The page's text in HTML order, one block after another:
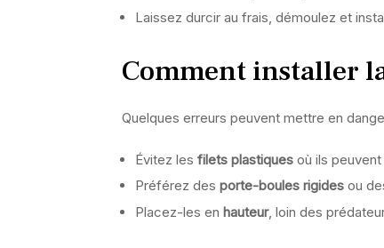
Laissez durcir au frais, démoulez et
Comment installer
Quelques erreurs peuvent mettre en
Évitez les filets plastiques où ils
Préférez des porte-boules rigides ou
Placez-les en hauteur, loin des